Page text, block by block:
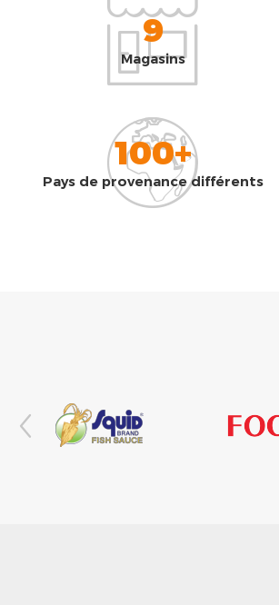
9
Magasins
100+
Pays de provenance différents